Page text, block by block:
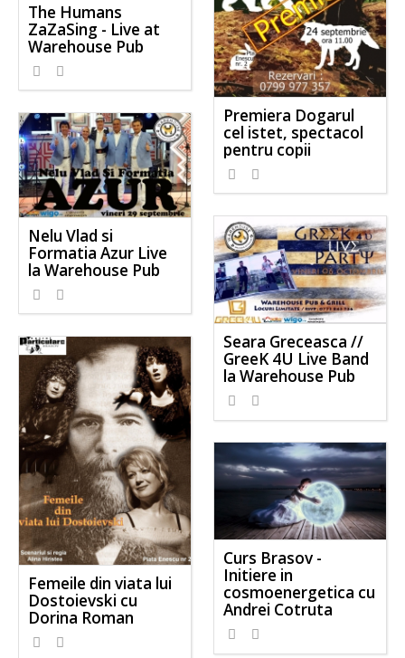
Premiera Dogarul
cel istet, spectacol
pentru copii
The Humans
ZaZaSing - Live at
Warehouse Pub
Nelu Vlad si
Formatia Azur Live
la Warehouse Pub
Seara Greceasca //
GreeK 4U Live Band
la Warehouse Pub
Femeile din viata lui
Dostoievski cu
Dorina Roman
Curs Brasov -
Initiere in
cosmoenergetica cu
Andrei Cotruta